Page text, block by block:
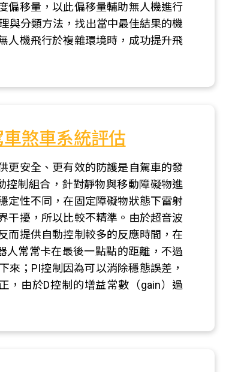
偏移量，以此偏移量輔助無人機進行
與分類方法，找出當中最佳結果的機
人機飛行於複雜環境時，成功提升飛
煞車系統評估
更安全、更有效的防護是自駕車的發
控制組合，針對靜物與移動障礙物進
定性不同，在固定障礙物狀態下雷射
干擾，所以比較不精準。由於超音波
而提供自動控制較多的反應時間，在
人常常卡在最後一點點的距離，不過
；PI控制因為可以消除穩態誤差，
，由於D控制的增益常數（gain）過